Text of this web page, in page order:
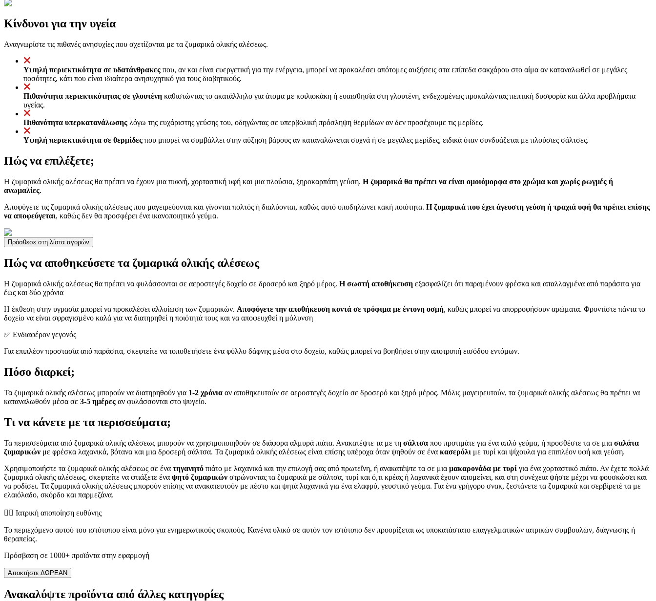
Κίνδυνοι για την υγεία
Αναγνωρίστε τις πιθανές ανησυχίες που σχετίζονται με τα ζυμαρικά ολικής αλέσεως.
Υψηλή περιεκτικότητα σε υδατάνθρακες που, αν και είναι ευεργετική για την ενέργεια, μπορεί να προκαλέσει απότομες αυξήσεις στα επίπεδα σακχάρου στο αίμα αν καταναλωθεί σε μεγάλες
ποσότητες, κάτι που είναι ιδιαίτερα ανησυχητικό για τους διαβητικούς.
Πιθανότητα περιεκτικότητας σε γλουτένη καθιστώντας το ακατάλληλο για άτομα με κοιλιοκάκη ή ευαισθησία στη γλουτένη, ενδεχομένως προκαλώντας πεπτική δυσφορία και άλλα προβλήματα
υγείας.
Πιθανότητα υπερκατανάλωσης λόγω της ευχάριστης γεύσης του, οδηγώντας σε υπερβολική πρόσληψη θερμίδων αν δεν προσέχουμε τις μερίδες.
Υψηλή περιεκτικότητα σε θερμίδες που μπορεί να συμβάλλει στην αύξηση βάρους αν καταναλώνεται συχνά ή σε μεγάλες μερίδες, ειδικά όταν συνδυάζεται με πλούσιες σάλτσες.
Πώς να επιλέξετε;
Η ζυμαρικά ολικής αλέσεως θα πρέπει να έχουν μια πυκνή, χορταστική υφή και μια πλούσια, ξηροκαρπάτη γεύση. Η ζυμαρικά θα πρέπει να είναι ομοιόμορφα στο χρώμα και χωρίς ρωγμές ή
ανωμαλίες.
Αποφύγετε τις ζυμαρικά ολικής αλέσεως που μαγειρεύονται και γίνονται πολτός ή διαλύονται, καθώς αυτό υποδηλώνει κακή ποιότητα. Η ζυμαρικά που έχει άγευστη γεύση ή τραχιά υφή θα πρέπει επίσης
να αποφεύγεται, καθώς δεν θα προσφέρει ένα ικανοποιητικό γεύμα.
Πρόσθεσε στη λίστα αγορών
Πώς να αποθηκεύσετε τα ζυμαρικά ολικής αλέσεως
Η ζυμαρικά ολικής αλέσεως θα πρέπει να φυλάσσονται σε αεροστεγές δοχείο σε δροσερό και ξηρό μέρος. Η σωστή αποθήκευση εξασφαλίζει ότι παραμένουν φρέσκα και απαλλαγμένα από παράσιτα για
έως και δύο χρόνια
Η έκθεση στην υγρασία μπορεί να προκαλέσει αλλοίωση των ζυμαρικών. Αποφύγετε την αποθήκευση κοντά σε τρόφιμα με έντονη οσμή, καθώς μπορεί να απορροφήσουν αρώματα. Φροντίστε πάντα το
δοχείο να είναι σφραγισμένο καλά για να διατηρηθεί η ποιότητά τους και να αποφευχθεί η μόλυνση
✅ Ενδιαφέρον γεγονός
Για επιπλέον προστασία από παράσιτα, σκεφτείτε να τοποθετήσετε ένα φύλλο δάφνης μέσα στο δοχείο, καθώς μπορεί να βοηθήσει στην αποτροπή εισόδου εντόμων.
Πόσο διαρκεί;
Τα ζυμαρικά ολικής αλέσεως μπορούν να διατηρηθούν για 1-2 χρόνια αν αποθηκευτούν σε αεροστεγές δοχείο σε δροσερό και ξηρό μέρος. Μόλις μαγειρευτούν, τα ζυμαρικά ολικής αλέσεως θα πρέπει να
καταναλωθούν μέσα σε 3-5 ημέρες αν φυλάσσονται στο ψυγείο.
Τι να κάνετε με τα περισσεύματα;
Τα περισσεύματα από ζυμαρικά ολικής αλέσεως μπορούν να χρησιμοποιηθούν σε διάφορα αλμυρά πιάτα. Ανακατέψτε τα με τη σάλτσα που προτιμάτε για ένα απλό γεύμα, ή προσθέστε τα σε μια σαλάτα
ζυμαρικών με φρέσκα λαχανικά, βότανα και μια δροσερή σάλτσα. Τα ζυμαρικά ολικής αλέσεως είναι επίσης υπέροχα όταν ψηθούν σε ένα κασερόλι με τυρί και ψίχουλα για επιπλέον υφή και γεύση.
Χρησιμοποιήστε τα ζυμαρικά ολικής αλέσεως σε ένα τηγανητό πιάτο με λαχανικά και την επιλογή σας από πρωτεΐνη, ή ανακατέψτε τα σε μια μακαρονάδα με τυρί για ένα χορταστικό πιάτο. Αν έχετε πολλά
ζυμαρικά ολικής αλέσεως, σκεφτείτε να φτιάξετε ένα ψητό ζυμαρικών στρώνοντας τα ζυμαρικά με σάλτσα, τυρί και ό,τι κρέας ή λαχανικά έχουν απομείνει, και στη συνέχεια ψήστε μέχρι να φουσκώσει και
να ροδίσει. Τα ζυμαρικά ολικής αλέσεως μπορούν επίσης να ανακατευτούν με πέστο και ψητά λαχανικά για ένα ελαφρύ, γευστικό γεύμα. Για ένα γρήγορο σνακ, ζεστάνετε τα ζυμαρικά και σερβίρετέ τα με
ελαιόλαδο, σκόρδο και παρμεζάνα.
👨‍⚕️️ Ιατρική αποποίηση ευθύνης
Το περιεχόμενο αυτού του ιστότοπου είναι μόνο για ενημερωτικούς σκοπούς. Κανένα υλικό σε αυτόν τον ιστότοπο δεν προορίζεται ως υποκατάστατο επαγγελματικών ιατρικών συμβουλών, διάγνωσης ή
θεραπείας.
Πρόσβαση σε 1000+ προϊόντα στην εφαρμογή
Αποκτήστε ΔΩΡΕΑΝ
Ανακαλύψτε προϊόντα από άλλες κατηγορίες